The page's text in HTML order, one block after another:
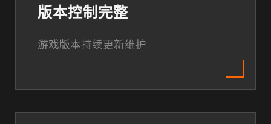
版本控制完整
游戏版本持续更新维护